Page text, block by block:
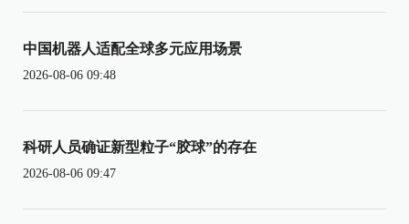
中国机器人适配全球多元应用场景
2026-08-06 09:48
科研人员确证新型粒子“胶球”的存在
2026-08-06 09:47